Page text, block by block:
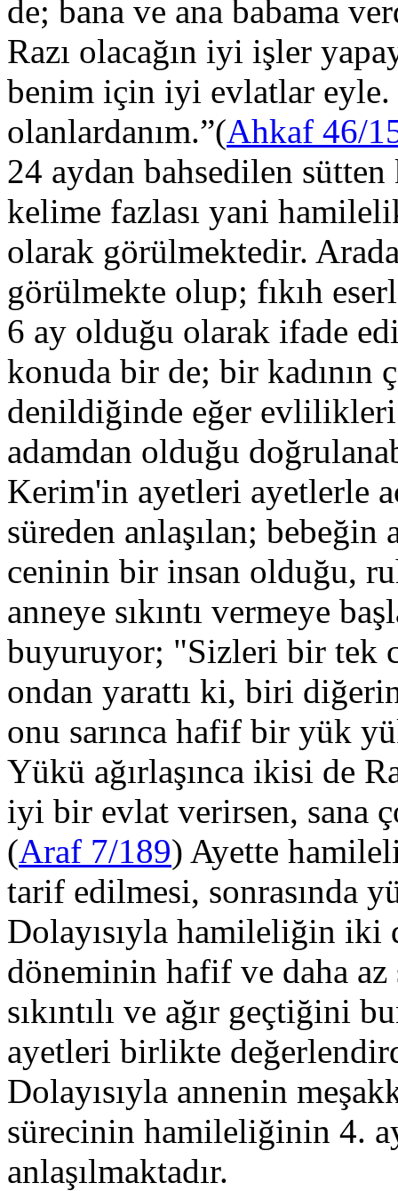
de; bana ve ana babama
Razı olacağın iyi işler
benim için iyi evlatlar eyle.
olanlardanım.”(Ahkaf 46/
24 aydan bahsedilen
kelime fazlası yani
olarak görülmektedir.
görülmekte olup; fıkıh
6 ay olduğu olarak ifade
konuda bir de; bir kadının
denildiğinde eğer
adamdan olduğu
Kerim'in ayetleri ayetlerle
süreden anlaşılan;
ceninin bir insan olduğu,
anneye sıkıntı vermeye
buyuruyor; "Sizleri bir tek
ondan yarattı ki, biri
onu sarınca hafif bir yük
Yükü ağırlaşınca ikisi de
iyi bir evlat verirsen, sana
(Araf 7/189) Ayette
tarif edilmesi, sonrasında
Dolayısıyla hamileliğin
döneminin hafif ve daha az
sıkıntılı ve ağır geçtiğini
ayetleri birlikte
Dolayısıyla annenin
sürecinin hamileliğinin 4.
anlaşılmaktadır.